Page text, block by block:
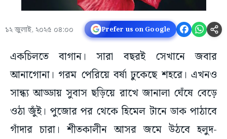
১২ জুলাই, ২০২৫ ০৪:০০ Prefer us on Google
একচিলতে বাগান। সারা বছরই সেখানে জবার
আনাগোনা। গরম পেরিয়ে বর্ষা ঢুকেছে শহরে। এখনও
সান্ধ্য আড্ডায় সুবাস ছড়িয়ে রাখে জানালা ঘেঁষে বেড়ে
ওঠা জুঁই। পুজোর পর থেকে হিমেল টানে ডাক পাঠাবে
গাঁদার চারা। শীতকালীন আসর জমে উঠবে হলুদ-